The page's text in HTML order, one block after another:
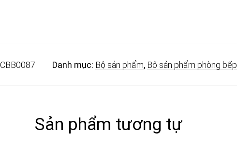
CBB0087 Danh mục: Bộ sản phẩm, Bộ sản phẩm phòng bếp
Sản phẩm tương tự